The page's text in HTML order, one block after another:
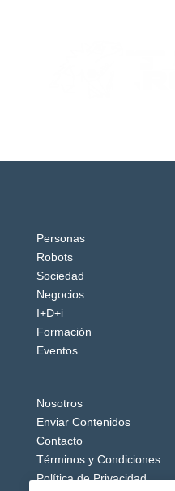
Personas
Robots
Sociedad
Negocios
I+D+i
Formación
Eventos
Nosotros
Enviar Contenidos
Contacto
Términos y Condiciones
Política de Privacidad